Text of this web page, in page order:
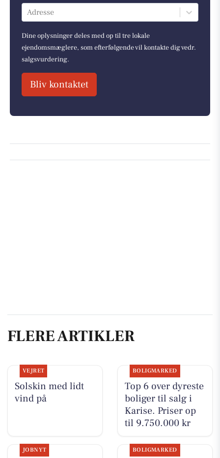
Adresse
Dine oplysninger deles med op til tre lokale
ejendomsmæglere, som efterfølgende vil kontakte dig vedr.
salgsvurdering.
Bliv kontaktet
FLERE ARTIKLER
VEJRET
Solskin med lidt
vind på
BOLIGMARKED
Top 6 over dyreste
boliger til salg i
Karise. Priser op
til 9.750.000 kr
JOBNYT BOLIGMARKED